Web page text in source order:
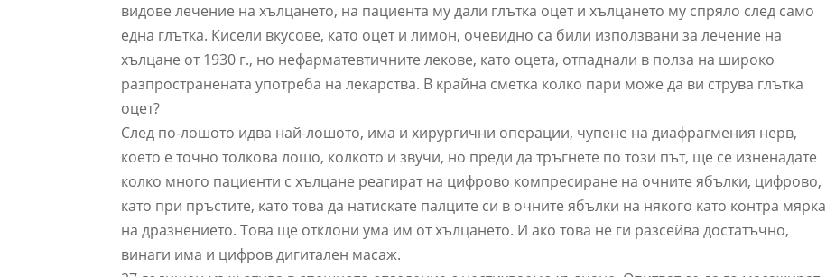
видове лечение на хълцането, на пациента му дали глътка оцет и хълцането му спряло след само
една глътка. Кисели вкусове, като оцет и лимон, очевидно са били използвани за лечение на
хълцане от 1930 г., но нефарматевтичните лекове, като оцета, отпаднали в полза на широко
разпространената употреба на лекарства. В крайна сметка колко пари може да ви струва глътка
оцет?
След по-лошото идва най-лошото, има и хирургични операции, чупене на диафрагмения нерв,
което е точно толкова лошо, колкото и звучи, но преди да тръгнете по този път, ще се изненадате
колко много пациенти с хълцане реагират на цифрово компресиране на очните ябълки, цифрово,
като при пръстите, като това да натискате палците си в очните ябълки на някого като контра мярка
на дразнението. Това ще отклони ума им от хълцането. И ако това не ги разсейва достатъчно,
винаги има и цифров дигитален масаж.